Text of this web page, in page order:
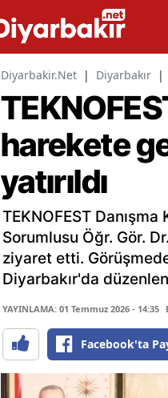
Diyarbakir.Net | Diyarbakır |
harekete
yatırıldı
TEKNOFEST
Sorumlusu Öğr. Gör.
ziyaret etti.
Diyarbakır'da
YAYINLAMA: 01 Temmuz 2026 - 14:35
Facebook'ta